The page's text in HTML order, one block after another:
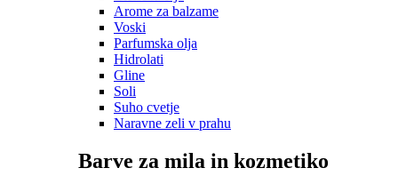
Arome za balzame
Voski
Parfumska olja
Hidrolati
Gline
Soli
Suho cvetje
Naravne zeli v prahu
Barve za mila in kozmetiko